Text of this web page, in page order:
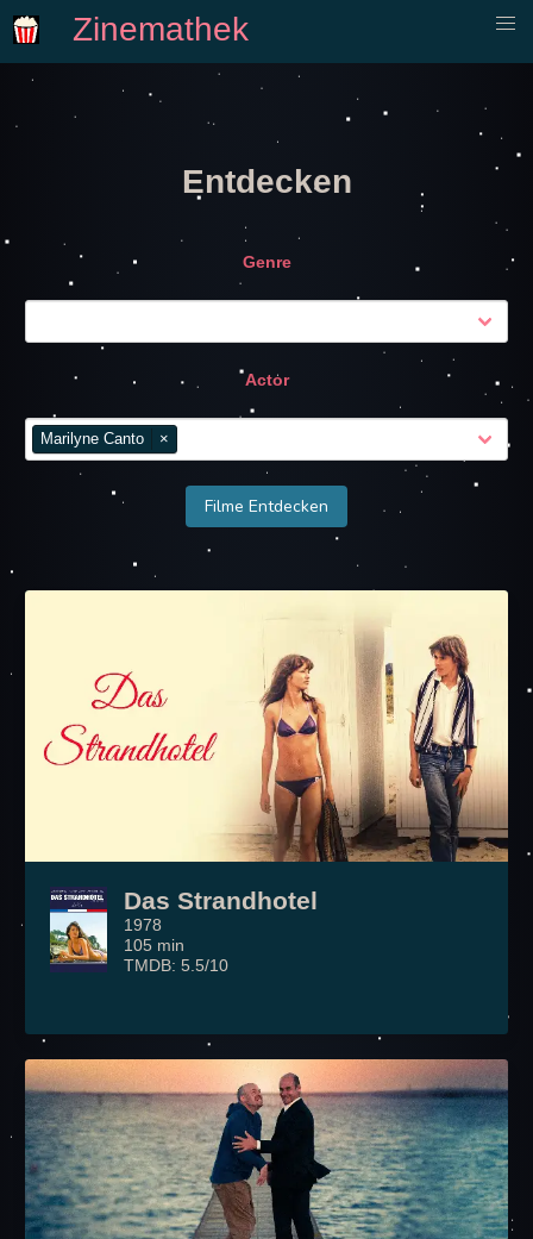
Zinemathek
Entdecken
Genre
Actor
Marilyne Canto ×
Filme Entdecken
Das Strandhotel
1978
105 min
TMDB: 5.5/10